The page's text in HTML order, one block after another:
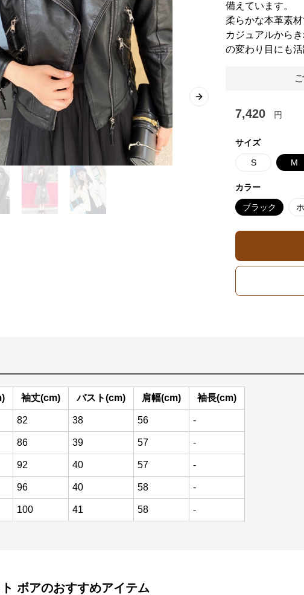
Next slide
備えています。
柔らかな本革素材
カジュアルから
の変わり目にも活
7,420 円
サイズ
S M
カラー
ブラック
袖丈(cm) バスト(cm) 肩幅(cm) 袖長(cm)
82 38 56 -
86 39 57 -
92 40 57 -
96 40 58 -
100 41 58 -
ボアのおすすめアイテム